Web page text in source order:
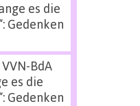
es die
Gedenken
BdA
es die
Gedenken